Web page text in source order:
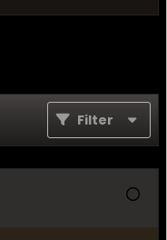
Filter